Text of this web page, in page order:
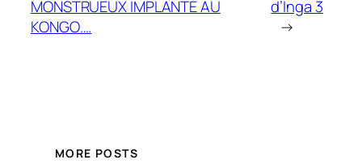
MONSTRUEUX IMPLANTÉ AU
KONGO….
d’Inga 3
→
MORE POSTS